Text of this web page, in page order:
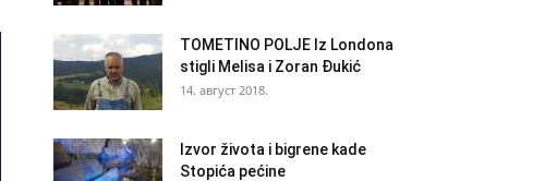
TOMETINO POLJE Iz Londona
stigli Melisa i Zoran Đukić
14. август 2018.
Izvor života i bigrene kade
Stopića pećine